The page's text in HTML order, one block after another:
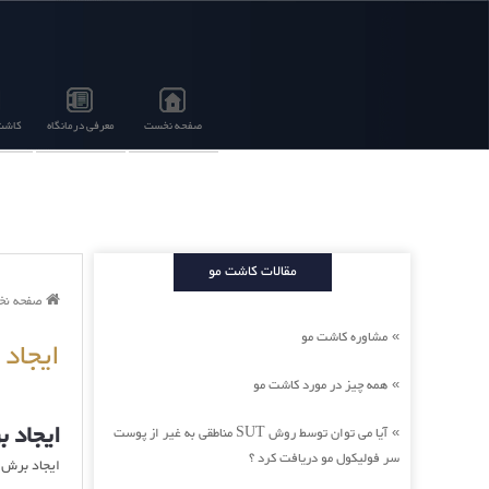
صفحه نخست معرفی درمانگاه
صفحه
ایجاد
مقالات کاشت مو
» مشاوره کاشت مو
» همه چیز در مورد کاشت مو
»
آیا می توان توسط روش SUT مناطقی به غیر از پوست
سر فولیکول مو دریافت کرد ؟